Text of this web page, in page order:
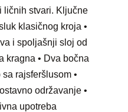
ličnih stvari. Ključne
klasičnog kroja •
i spoljašnji sloj od
kragna • Dva bočna
rajsferšlusom •
održavanje •
upotreba